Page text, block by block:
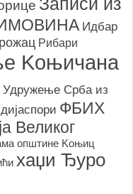
Идбар
Рибари
Kоњичана
Удружење Срба из
ФБИХ
Великог
општине Kоњиц
хаџи Ђуро